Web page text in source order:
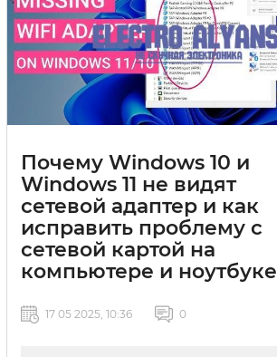
Почему Windows 10 и
Windows 11 не видят
сетевой адаптер и как
исправить проблему с
сетевой картой на
компьютере и ноутбуке
17 05 2025, 10:36 0